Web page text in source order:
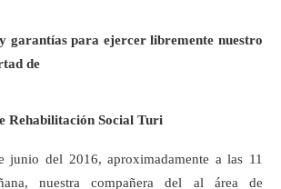
garantías para ejercer libremente nuestro
de
Rehabilitación Social Turi
junio del 2016, aproximadamente a las 11
nuestra compañera del al área de